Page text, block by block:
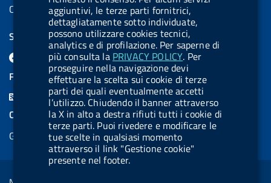
aggiuntivi, le terze parti fornitrici,
dettagliatamente sotto individuate,
possono utilizzare cookies tecnici,
analytics e di profilazione. Per saperne di
più consulta la PRIVACY POLICY. Per
proseguire nella navigazione devi
effettuare la scelta sui cookie di terze
parti dei quali eventualmente accetti
l’utilizzo. Chiudendo il banner attraverso
la X in alto a destra rifiuti tutti i cookie di
terze parti. Puoi rivedere e modificare le
tue scelte in qualsiasi momento
attraverso il link "Gestione cookie"
presente nel footer.
Codice IPA UCB: UFE1TR
SEGUICI SU
l
a
b
e
l
.
b
X
B
l
u
e
s
k
y
Y
o
u
t
u
b
e
l
a
b
e
l
.
b
FEED RSS
COOKIES
Gestione cookie
Sezione Link Utili